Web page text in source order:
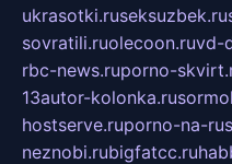
ukrasotki.ruseksuzbek.ru
sovratili.ruolecoon.ruvd-
rbc-news.ruporno-
13autor-kolonka.ru
hostserve.ruporno-na-
neznobi.rubigfatcc.ru